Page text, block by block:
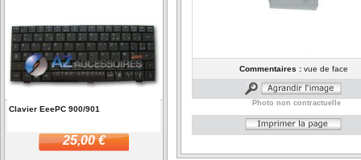
Clavier EeePC 900/901
25,00 €
Commentaires :vue de face
Photo non contractuelle